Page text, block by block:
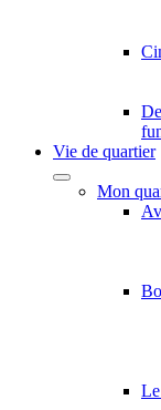
Vie de quartier
Mon